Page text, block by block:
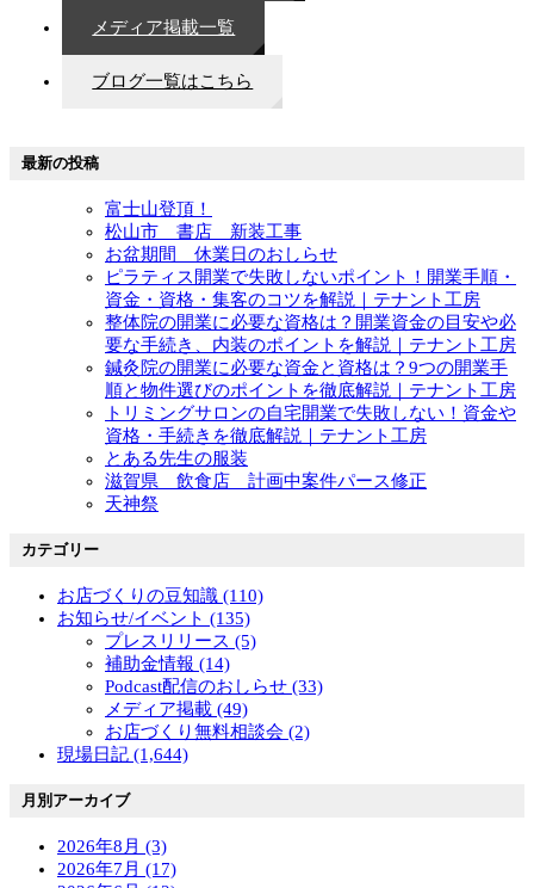
メディア掲載一覧
ブログ一覧はこちら
最新の投稿
富士山登頂！
松山市 書店 新装工事
お盆期間 休業日のおしらせ
ピラティス開業で失敗しないポイント！開業手順・
資金・資格・集客のコツを解説｜テナント工房
整体院の開業に必要な資格は？開業資金の目安や必
要な手続き、内装のポイントを解説｜テナント工房
鍼灸院の開業に必要な資金と資格は？9つの開業手
順と物件選びのポイントを徹底解説｜テナント工房
トリミングサロンの自宅開業で失敗しない！資金や
資格・手続きを徹底解説｜テナント工房
とある先生の服装
滋賀県 飲食店 計画中案件パース修正
天神祭
カテゴリー
お店づくりの豆知識 (110)
お知らせ/イベント (135)
プレスリリース (5)
補助金情報 (14)
Podcast配信のおしらせ (33)
メディア掲載 (49)
お店づくり無料相談会 (2)
現場日記 (1,644)
月別アーカイブ
2026年8月 (3)
2026年7月 (17)